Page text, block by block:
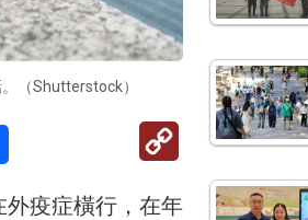
（Shutterstock）
Copy
Link
疫症橫行，在年